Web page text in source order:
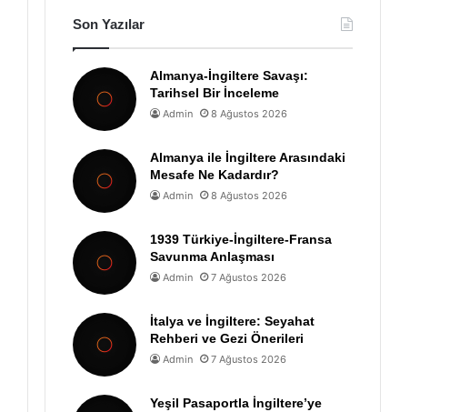
Son Yazılar
Almanya-İngiltere Savaşı:
Tarihsel Bir İnceleme
Admin 8 Ağustos 2026
Almanya ile İngiltere Arasındaki
Mesafe Ne Kadardır?
Admin 8 Ağustos 2026
1939 Türkiye-İngiltere-Fransa
Savunma Anlaşması
Admin 7 Ağustos 2026
İtalya ve İngiltere: Seyahat
Rehberi ve Gezi Önerileri
Admin 7 Ağustos 2026
Yeşil Pasaportla İngiltere’ye